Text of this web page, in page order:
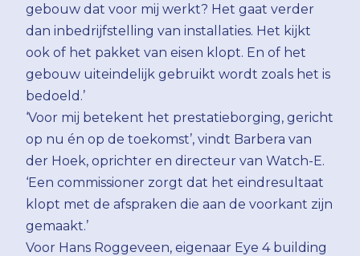
gebouw dat voor mij werkt? Het gaat verder
dan inbedrijfstelling van installaties. Het kijkt
ook of het pakket van eisen klopt. En of het
gebouw uiteindelijk gebruikt wordt zoals het is
bedoeld.’
‘Voor mij betekent het prestatieborging, gericht
op nu én op de toekomst’, vindt Barbera van
der Hoek, oprichter en directeur van Watch-E.
‘Een commissioner zorgt dat het eindresultaat
klopt met de afspraken die aan de voorkant zijn
gemaakt.’
Voor Hans Roggeveen, eigenaar Eye 4 building